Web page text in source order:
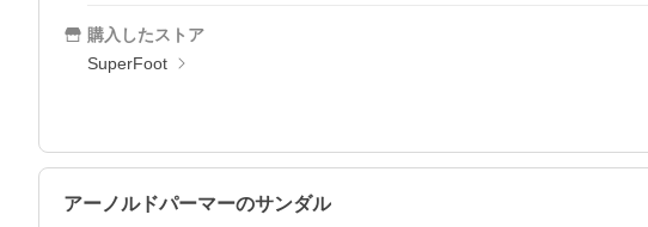
購入したストア
SuperFoot
アーノルドパーマーのサンダル